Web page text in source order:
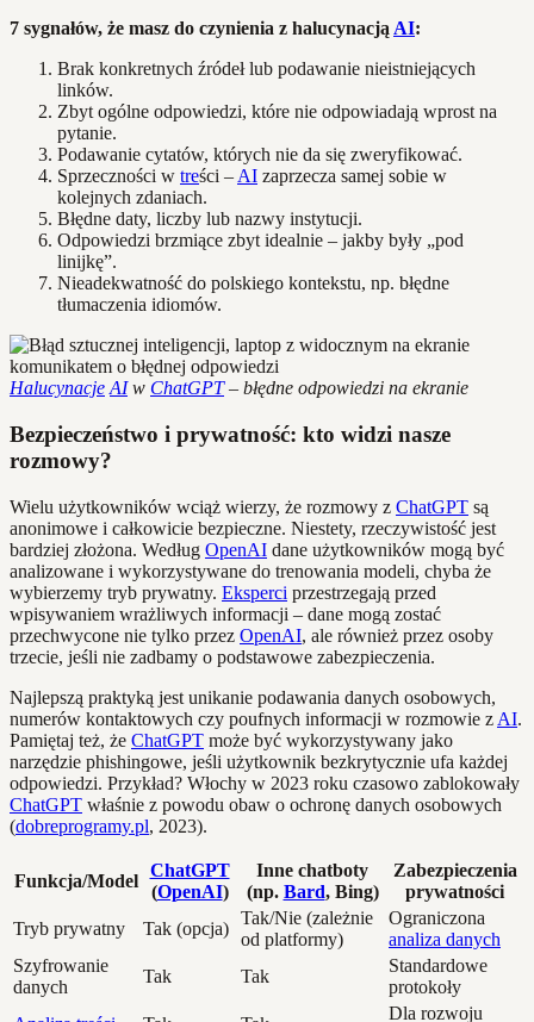
7 sygnałów, że masz do czynienia z halucynacją AI:
Brak konkretnych źródeł lub podawanie nieistniejących
linków.
Zbyt ogólne odpowiedzi, które nie odpowiadają wprost na
pytanie.
Podawanie cytatów, których nie da się zweryfikować.
Sprzeczności w treści – AI zaprzecza samej sobie w
kolejnych zdaniach.
Błędne daty, liczby lub nazwy instytucji.
Odpowiedzi brzmiące zbyt idealnie – jakby były „pod
linijkę”.
Nieadekwatność do polskiego kontekstu, np. błędne
tłumaczenia idiomów.
Halucynacje AIw ChatGPT– błędne odpowiedzi na ekranie
Bezpieczeństwo i prywatność: kto widzi nasze
rozmowy?
Wielu użytkowników wciąż wierzy, że rozmowy z ChatGPT są
anonimowe i całkowicie bezpieczne. Niestety, rzeczywistość jest
bardziej złożona. Według OpenAI dane użytkowników mogą być
analizowane i wykorzystywane do trenowania modeli, chyba że
wybierzemy tryb prywatny. Eksperci przestrzegają przed
wpisywaniem wrażliwych informacji – dane mogą zostać
przechwycone nie tylko przez OpenAI, ale również przez osoby
trzecie, jeśli nie zadbamy o podstawowe zabezpieczenia.
Najlepszą praktyką jest unikanie podawania danych osobowych,
numerów kontaktowych czy poufnych informacji w rozmowie z AI.
Pamiętaj też, że ChatGPT może być wykorzystywany jako
narzędzie phishingowe, jeśli użytkownik bezkrytycznie ufa każdej
odpowiedzi. Przykład? Włochy w 2023 roku czasowo zablokowały
ChatGPT właśnie z powodu obaw o ochronę danych osobowych
(dobreprogramy.pl, 2023).
Funkcja/Model
ChatGPT
(OpenAI)
Inne chatboty
(np. Bard, Bing)
Zabezpieczenia
prywatności
Tryb prywatny
Tak (opcja)
Tak/Nie (zależnie
od platformy)
Ograniczona
analiza danych
Szyfrowanie
danych
Tak Tak
Standardowe
protokoły
Dla rozwoju